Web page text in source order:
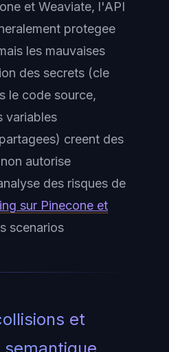
et Weaviate, l'API
protegee
les mauvaises
des secrets (cle
le code source,
variables
creent des
autorise
des risques de
sur Pinecone et
scenarios
et